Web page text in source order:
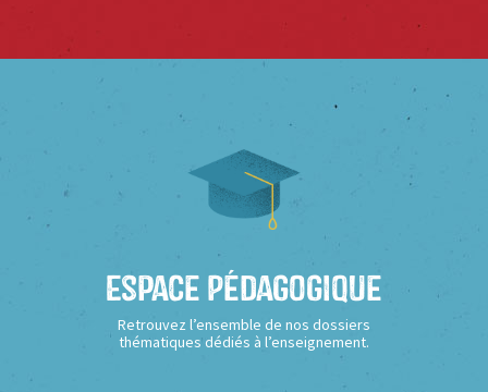
Espace Pédagogique
Retrouvez l’ensemble de nos dossiers
thématiques dédiés à l’enseignement.